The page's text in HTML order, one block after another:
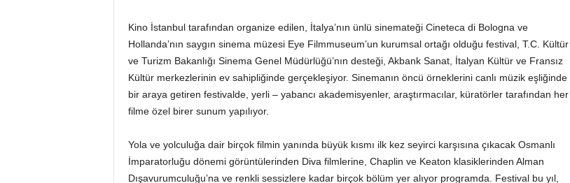
Kino İstanbul tarafından organize edilen, İtalya’nın ünlü sinemateği Cineteca di Bologna ve
Hollanda’nın saygın sinema müzesi Eye Filmmuseum’un kurumsal ortağı olduğu festival, T.C. Kültür
ve Turizm Bakanlığı Sinema Genel Müdürlüğü’nın desteği, Akbank Sanat, İtalyan Kültür ve Fransız
Kültür merkezlerinin ev sahipliğinde gerçekleşiyor. Sinemanın öncü örneklerini canlı müzik eşliğinde
bir araya getiren festivalde, yerli – yabancı akademisyenler, araştırmacılar, küratörler tarafından her
filme özel birer sunum yapılıyor.
Yola ve yolculuğa dair birçok filmin yanında büyük kısmı ilk kez seyirci karşısına çıkacak Osmanlı
İmparatorluğu dönemi görüntülerinden Diva filmlerine, Chaplin ve Keaton klasiklerinden Alman
Dışavurumculuğu’na ve renkli sessizlere kadar birçok bölüm yer alıyor programda. Festival bu yıl,